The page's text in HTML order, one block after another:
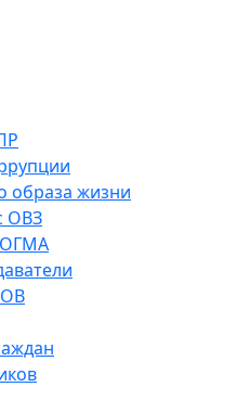
образа жизни
ОВЗ